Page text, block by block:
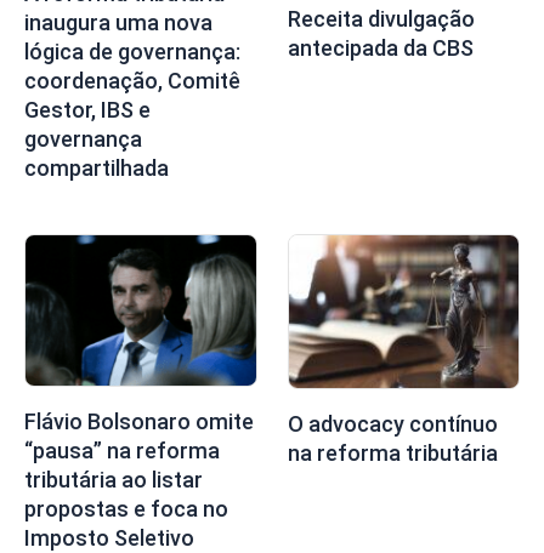
inaugura uma nova
lógica de governança:
coordenação, Comitê
Gestor, IBS e
governança
compartilhada
Receita divulgação
antecipada da CBS
Flávio Bolsonaro omite
“pausa” na reforma
tributária ao listar
propostas e foca no
Imposto Seletivo
O advocacy contínuo
na reforma tributária